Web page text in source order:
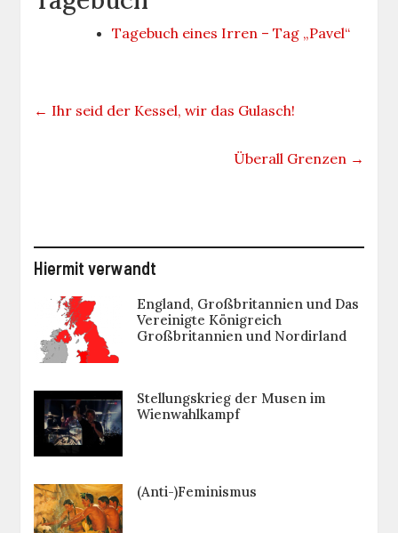
Tagebuch eines Irren – Tag „Pavel“
← Ihr seid der Kessel, wir das Gulasch!
Überall Grenzen →
Hiermit verwandt
England, Großbritannien und Das
Vereinigte Königreich
Großbritannien und Nordirland
Stellungskrieg der Musen im
Wienwahlkampf
(Anti-)Feminismus